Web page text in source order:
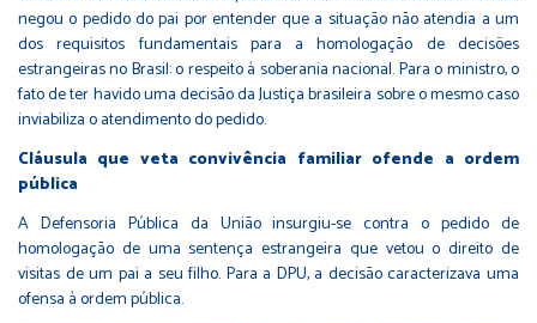
negou o pedido do pai por entender que a situação não atendia a um
dos requisitos fundamentais para a homologação de decisões
estrangeiras no Brasil: o respeito à soberania nacional. Para o ministro, o
fato de ter havido uma decisão da Justiça brasileira sobre o mesmo caso
inviabiliza o atendimento do pedido.
Cláusula que veta convivência familiar ofende a ordem
pública
A Defensoria Pública da União insurgiu-se contra o pedido de
homologação de uma sentença estrangeira que vetou o direito de
visitas de um pai a seu filho. Para a DPU, a decisão caracterizava uma
ofensa à ordem pública.